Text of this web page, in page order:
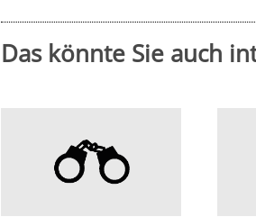
Das könnte Sie auch